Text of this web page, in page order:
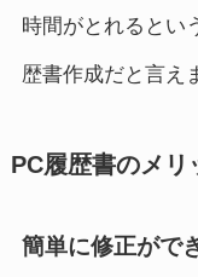
時間がとれるとい
歴書作成だと言え
PC履歴書のメリ
簡単に修正がで